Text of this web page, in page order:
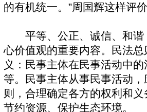
的有机统一。”周国辉这样评价
平等、公正、诚信、和谐
心价值观的重要内容。民法总
义：民事主体在民事活动中
等。民事主体从事民事活动
则，合理确定各方的权利和
节约资源、保护生态环境。